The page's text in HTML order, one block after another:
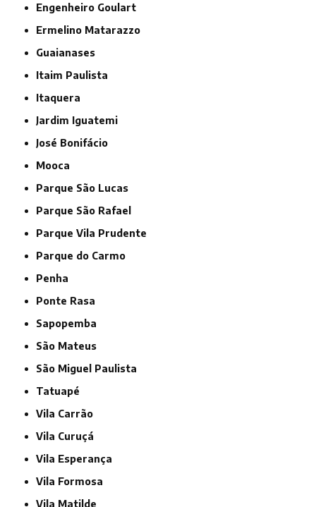
Engenheiro Goulart
Ermelino Matarazzo
Guaianases
Itaim Paulista
Itaquera
Jardim Iguatemi
José Bonifácio
Mooca
Parque São Lucas
Parque São Rafael
Parque Vila Prudente
Parque do Carmo
Penha
Ponte Rasa
Sapopemba
São Mateus
São Miguel Paulista
Tatuapé
Vila Carrão
Vila Curuçá
Vila Esperança
Vila Formosa
Vila Matilde